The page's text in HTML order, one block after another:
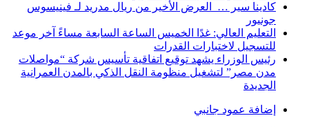
كادينا سير … العرض الأخير من ريال مدريد لـ فينيسوس
جونيور
التعليم العالي: غدًا الخميس الساعة السابعة مساءً آخر موعد
للتسجيل لاختبارات القدرات
رئيس الوزراء يشهد توقيع اتفاقية تأسيس شركة “مواصلات
مدن مصر” لتشغيل منظومة النقل الذكي بالمدن العمرانية
الجديدة
إضافة عمود جانبي